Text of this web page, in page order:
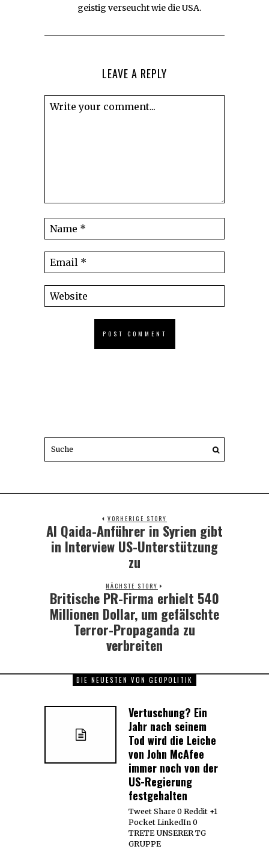
geistig verseucht wie die USA.
LEAVE A REPLY
VORHERIGE STORY
Previous
post:
Al Qaida-Anführer in Syrien gibt
in Interview US-Unterstützung
zu
NÄCHSTE STORY
Next
Britische PR-Firma erhielt 540
Millionen Dollar, um gefälschte
Terror-Propaganda zu
verbreiten
DIE NEUESTEN VON GEOPOLITIK
Vertuschung? Ein
Jahr nach seinem
Tod wird die Leiche
von John McAfee
immer noch von der
US-Regierung
festgehalten
Tweet Share 0 Reddit +1
Pocket LinkedIn 0
TRETE UNSERER TG
GRUPPE